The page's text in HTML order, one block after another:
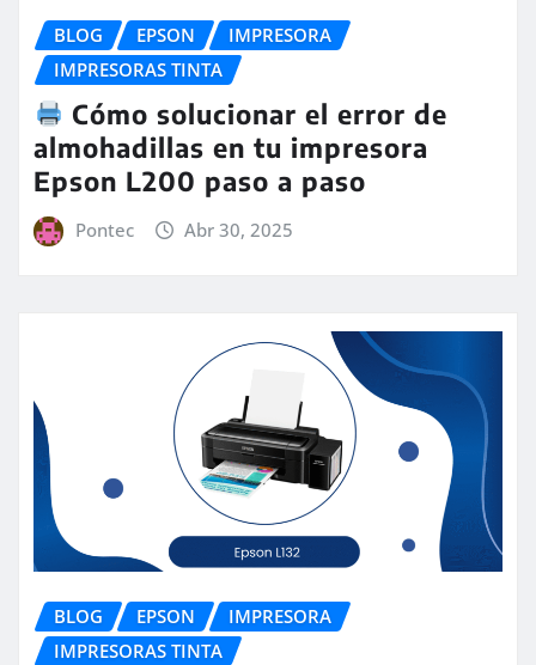
BLOG EPSON
IMPRESORA
IMPRESORAS TINTA
Cómo solucionar el error de
almohadillas en tu impresora
Epson L200 paso a paso
Pontec Abr 30, 2025
BLOG EPSON
IMPRESORA
IMPRESORAS TINTA